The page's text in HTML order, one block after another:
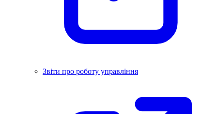
Звіти про роботу управління